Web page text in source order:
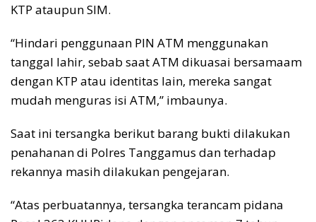
KTP ataupun SIM.
“Hindari penggunaan PIN ATM menggunakan
tanggal lahir, sebab saat ATM dikuasai bersamaam
dengan KTP atau identitas lain, mereka sangat
mudah menguras isi ATM,” imbaunya.
Saat ini tersangka berikut barang bukti dilakukan
penahanan di Polres Tanggamus dan terhadap
rekannya masih dilakukan pengejaran.
“Atas perbuatannya, tersangka terancam pidana